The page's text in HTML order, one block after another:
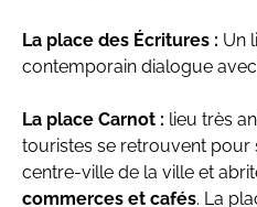
La place des Écritures : Un
contemporain dialogue
La place Carnot : lieu très
touristes se retrouvent pour
centre-ville de la ville et
commerces et cafés. La